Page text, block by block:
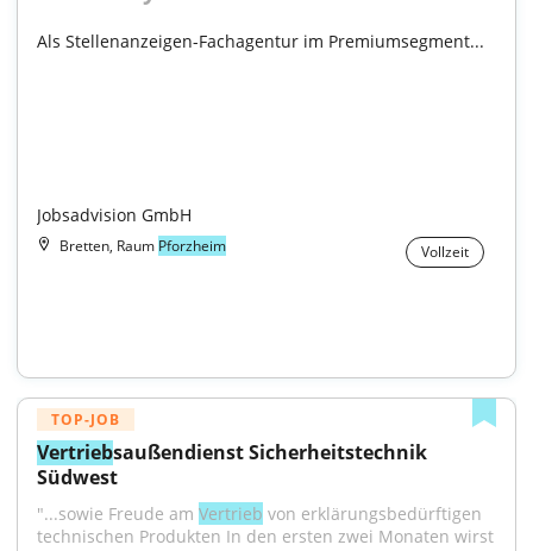
Als Stellenanzeigen-Fachagentur im Premium­segment...
Jobsadvision GmbH
Bretten, Raum Pforzheim Vollzeit
TOP-JOB
Vertriebsaußendienst Sicherheitstechnik
Südwest
"...sowie Freude am Vertrieb von erklärungsbedürftigen
technischen Produkten In den ersten zwei Monaten wirst